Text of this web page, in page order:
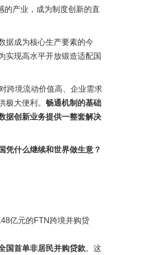
的产业，成为制度创新的直
据成为核心生产要素的今
实现高水平开放锻造适配国
跨境流动价值高、企业需求
极大便利。 畅通机制的基础
据创新业务提供一整套解决
凭什么继续和世界做生意？
亿元的FTN跨境并购贷
国首单非居民并购贷款。这